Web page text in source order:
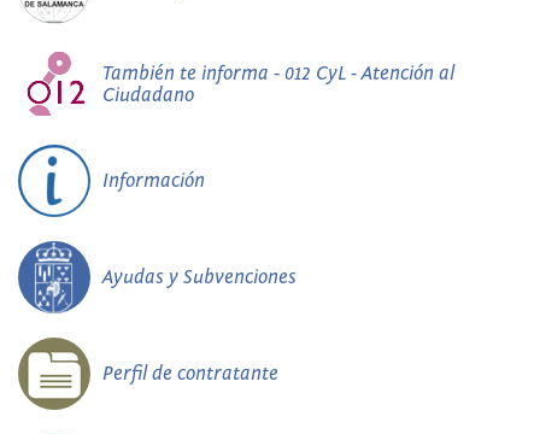
También te informa - 012 CyL - Atención al
Ciudadano
Información
Ayudas y Subvenciones
Perfil de contratante